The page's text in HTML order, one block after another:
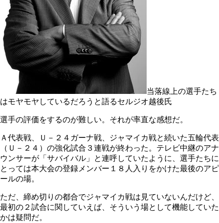
当落線上の選手たち
はモヤモヤしているだろうと語るセルジオ越後氏
選手の評価をするのが難しい。それが率直な感想だ。
Ａ代表戦、Ｕ－２４ガーナ戦、ジャマイカ戦と続いた五輪代表
（Ｕ－２４）の強化試合３連戦が終わった。テレビ中継のアナ
ウンサーが「サバイバル」と連呼していたように、選手たちに
とっては本大会の登録メンバー１８人入りをかけた最後のアピ
ールの場。
ただ、締め切りの都合でジャマイカ戦は見ていないんだけど、
最初の２試合に関していえば、そういう場として機能していた
かは疑問だ。